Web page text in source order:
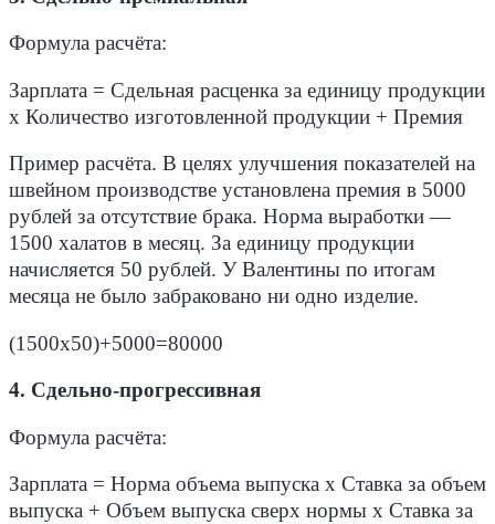
Формула расчёта:
Зарплата = Сдельная расценка за единицу продукции
х Количество изготовленной продукции + Премия
Пример расчёта. В целях улучшения показателей на
швейном производстве установлена премия в 5000
рублей за отсутствие брака. Норма выработки —
1500 халатов в месяц. За единицу продукции
начисляется 50 рублей. У Валентины по итогам
месяца не было забраковано ни одно изделие.
(1500х50)+5000=80000
4. Сдельно-прогрессивная
Формула расчёта:
Зарплата = Норма объема выпуска х Ставка за объем
выпуска + Объем выпуска сверх нормы х Ставка за